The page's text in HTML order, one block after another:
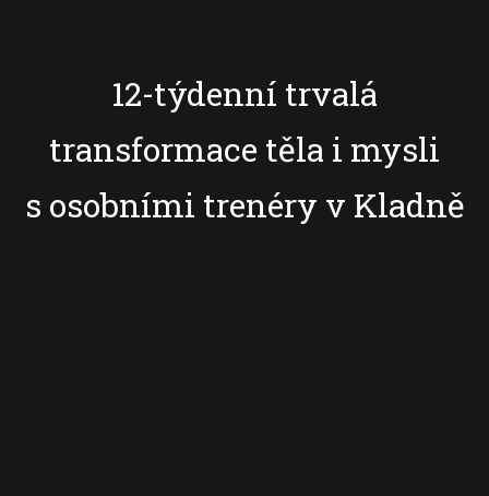
12-týdenní trvalá
transformace těla i mysli
s osobními trenéry v Kladně